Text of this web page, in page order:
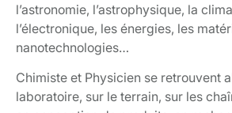
l’astronomie, l’astrophysique, la
l’électronique, les énergies, les
nanotechnologies…
Chimiste et Physicien se retrouvent
laboratoire, sur le terrain, sur les